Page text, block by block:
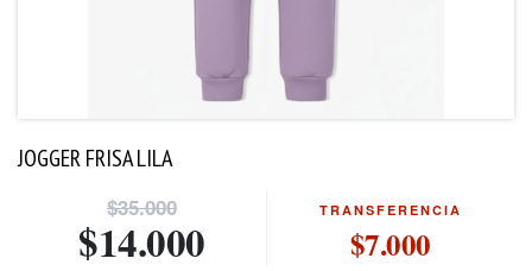
JOGGER FRISA LILA
$35.000
$14.000
TRANSFERENCIA
$7.000